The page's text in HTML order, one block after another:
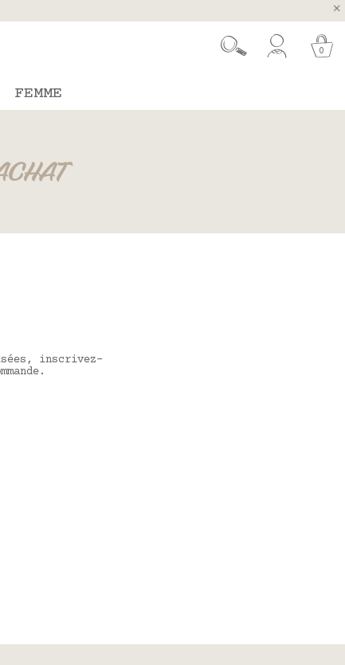
août
et Espagne
0
FEMME
inscrivez-